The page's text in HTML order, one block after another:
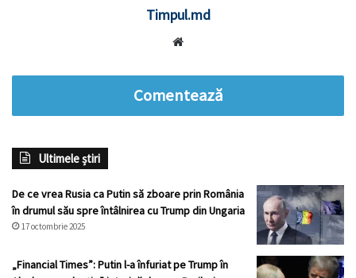
Timpul.md
Comentează
Ultimele știri
De ce vrea Rusia ca Putin să zboare prin România
în drumul său spre întâlnirea cu Trump din Ungaria
17 octombrie 2025
„Financial Times”: Putin l-a înfuriat pe Trump în